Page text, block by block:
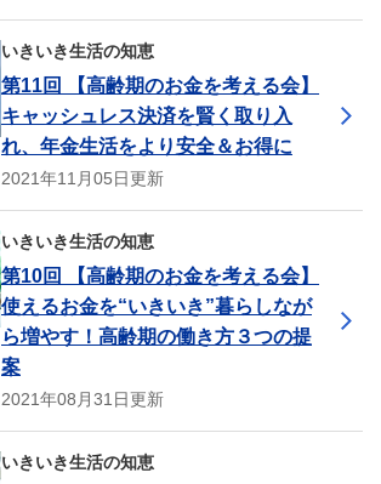
いきいき生活の知恵
第11回 【高齢期のお金を考える会】
キャッシュレス決済を賢く取り入
れ、年金生活をより安全＆お得に
2021年11月05日更新
いきいき生活の知恵
第10回 【高齢期のお金を考える会】
使えるお金を“いきいき”暮らしなが
ら増やす！高齢期の働き方３つの提
案
2021年08月31日更新
いきいき生活の知恵